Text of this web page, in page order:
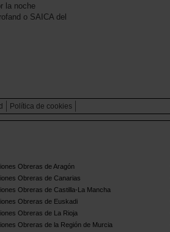
la noche
o SAICA del
Política de cookies
Obreras de Aragón
Obreras de Canarias
Obreras de Castilla-La Mancha
Obreras de Euskadi
Obreras de La Rioja
Obreras de la Región de Murcia